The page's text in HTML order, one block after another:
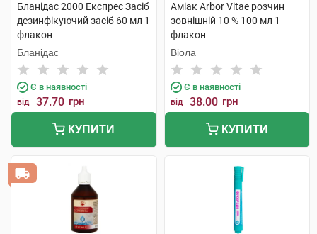
Бланідас 2000 Експрес Засіб
дезинфікуючий засіб 60 мл 1
флакон
Бланідас
Є в наявності
від 37.70 грн
КУПИТИ
Аміак Arbor Vitae розчин
зовнішній 10 % 100 мл 1
флакон
Віола
Є в наявності
від 38.00 грн
КУПИТИ